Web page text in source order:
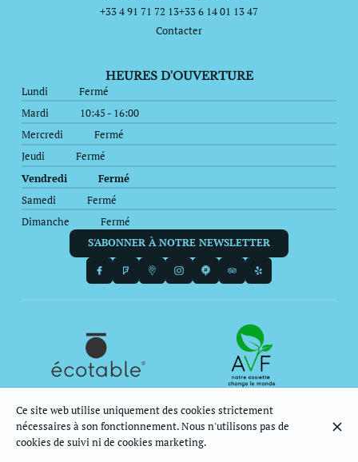
+33 4 91 71 72 13+33 6 14 01 13 47
Contacter
HEURES D'OUVERTURE
Lundi
Fermé
Mardi
10:45 - 16:00
Mercredi
Fermé
Jeudi
Fermé
Vendredi
Fermé
Samedi
Fermé
Dimanche
Fermé
S'ABONNER À NOTRE NEWSLETTER
© Le Balagan 2026
Mentions légales Protection des données
Ce site web utilise uniquement des cookies strictement
nécessaires à son fonctionnement. Nous n'utilisons pas de
cookies de suivi ni de cookies marketing.